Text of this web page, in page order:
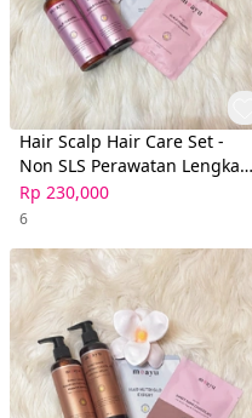
Hair Scalp Hair Care Set -
Non SLS Perawatan Lengkap
untuk Rambut Berminyak
dan Berketombe
Rp 230,000
6